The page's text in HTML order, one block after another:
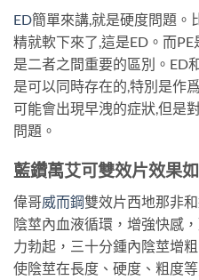
ED簡單來講,就是硬度問題。
精就軟下來了,這是ED。而
是二者之間重要的區別。ED
是可以同時存在的,特別是作
可能會出現早洩的症狀,但是
問題。
藍鑽萬艾可雙效片效果
偉哥威而鋼雙效片西地那非
陰莖內血液循環，增強快感
力勃起，三十分鍾內陰莖增
使陰莖在長度、硬度、粗度